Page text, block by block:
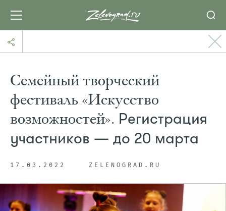
Семейный творческий
фестиваль «Искусство
возможностей». Регистрация
участников — до 20 марта
17.03.2022 ZELENOGRAD.RU